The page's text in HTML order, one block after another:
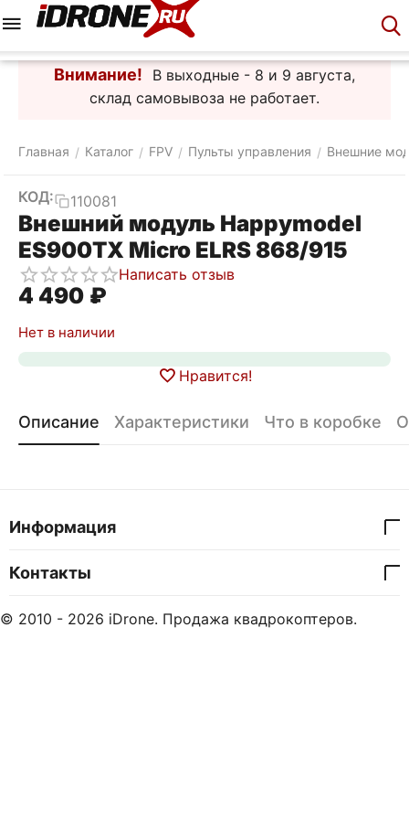
Внимание!
В выходные - 8 и 9 августа,
склад самовывоза не работает.
Главная / Каталог / FPV / Пульты управления / Внешние
КОД: 110081
Внешний модуль Happymodel
ES900TX Micro ELRS 868/915
Написать отзыв
4 490 ₽
Нет в наличии
Нравится!
Описание Характеристики Что в коробке
Информация
Контакты
© 2010 - 2026 iDrone. Продажа квадрокоптеров.
Корзина